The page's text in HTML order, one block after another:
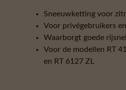
Sneeuwketting voor
Voor privégebruikers
Waarborgt goede
Voor de modellen RT
en RT 6127 ZL